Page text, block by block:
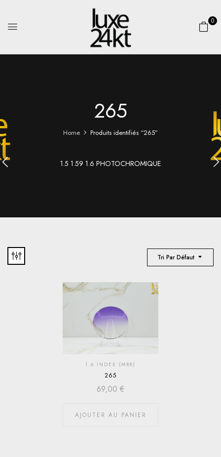
0
265
Home Produits identifiés “265”
1.5 1.59 1.6 PHOTOCHROMIQUE
Tri Par Défaut
1.6 INDEX (MR8)
265
69,00 €
AJOUTER AU PANIER